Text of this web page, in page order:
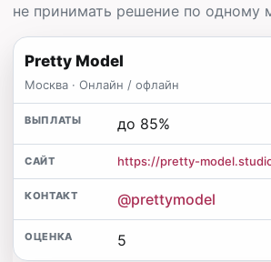
не принимать решение по одному
Pretty Model
Москва · Онлайн / офлайн
до 85%
https://pretty-
@prettymodel
5